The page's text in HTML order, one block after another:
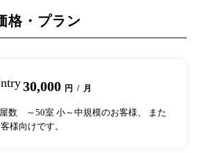
格・プラン
30,000 円 / 月
数 ～50室 小～中規模のお客様、 また
様向けです。